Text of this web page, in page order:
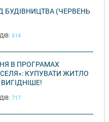
БУДІВНИЦТВА (ЧЕРВЕНЬ
614
В ПРОГРАМАХ
КУПУВАТИ ЖИТЛО
717